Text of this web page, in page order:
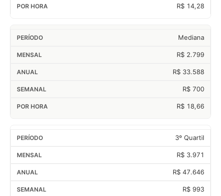
R$ 14,28
Mediana
R$ 2.799
R$ 33.588
R$ 700
R$ 18,66
3º Quartil
R$ 3.971
R$ 47.646
R$ 993